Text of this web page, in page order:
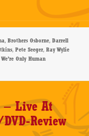
,Brothers Osborne,Darrell
,Pete Seeger,Ray Wylie
We’re Only Human
Only Human – CD-Review
– Live At
Review